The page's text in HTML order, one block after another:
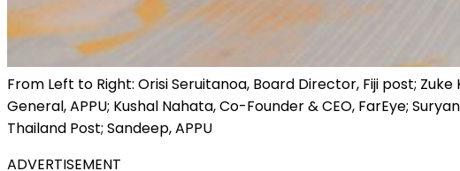
From Left to Right: Orisi Seruitanoa, Board Director, Fiji post;
General, APPU; Kushal Nahata, Co-Founder & CEO, FarEye;
Thailand Post; Sandeep, APPU
ADVERTISEMENT